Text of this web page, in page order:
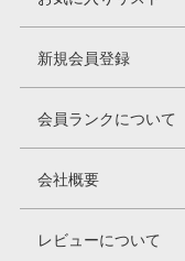
新規会員登録
会員ランクについて
会社概要
レビューについて